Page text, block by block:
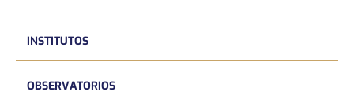
INSTITUTOS
OBSERVATORIOS